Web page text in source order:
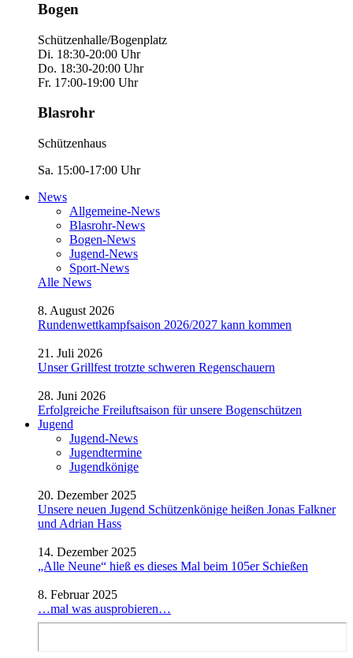
Bogen
Schützenhalle/Bogenplatz
Di. 18:30-20:00 Uhr
Do. 18:30-20:00 Uhr
Fr. 17:00-19:00 Uhr
Blasrohr
Schützenhaus
Sa. 15:00-17:00 Uhr
News
Allgemeine-News
Blasrohr-News
Bogen-News
Jugend-News
Sport-News
Alle News
8. August 2026
Rundenwettkampfsaison 2026/2027 kann kommen
21. Juli 2026
Unser Grillfest trotzte schweren Regenschauern
28. Juni 2026
Erfolgreiche Freiluftsaison für unsere Bogenschützen
Jugend
Jugend-News
Jugendtermine
Jugendkönige
20. Dezember 2025
Unsere neuen Jugend Schützenkönige heißen Jonas Falkner
und Adrian Hass
14. Dezember 2025
„Alle Neune“ hieß es dieses Mal beim 105er Schießen
8. Februar 2025
…mal was ausprobieren…